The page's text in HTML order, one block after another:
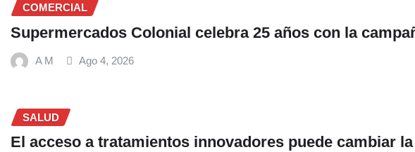
COMERCIAL
Supermercados Colonial celebra 25 años con la
A M Ago 4, 2026
SALUD
El acceso a tratamientos innovadores puede cambiar